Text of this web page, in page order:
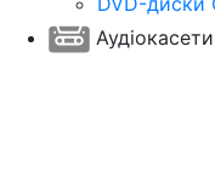
Аудіокасети